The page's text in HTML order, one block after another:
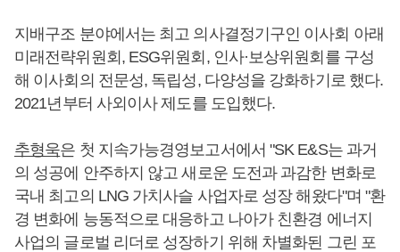
지배구조 분야에서는 최고 의사결정기구인 이사회 아래
미래전략위원회, ESG위원회, 인사·보상위원회를 구성
해 이사회의 전문성, 독립성, 다양성을 강화하기로 했다.
2021년부터 사외이사 제도를 도입했다.
추형욱은 첫 지속가능경영보고서에서 "SK E&S는 과거
의 성공에 안주하지 않고 새로운 도전과 과감한 변화로
국내 최고의 LNG 가치사슬 사업자로 성장 해왔다"며 "환
경 변화에 능동적으로 대응하고 나아가 친환경 에너지
사업의 글로벌 리더로 성장하기 위해 차별화된 그린 포